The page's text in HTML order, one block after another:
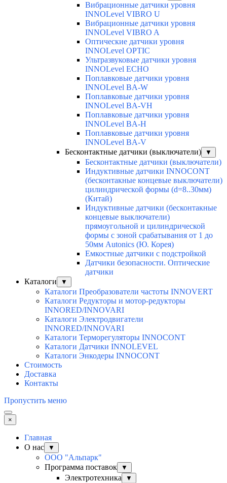
Вибрационные датчики уровня
INNOLevel VIBRO U
Вибрационные датчики уровня
INNOLevel VIBRO A
Оптические датчики уровня
INNOLevel OPTIC
Ультразвуковые датчики уровня
INNOLevel ECHO
Поплавковые датчики уровня
INNOLevel BA-W
Поплавковые датчики уровня
INNOLevel BA-VH
Поплавковые датчики уровня
INNOLevel BA-H
Поплавковые датчики уровня
INNOLevel BA-V
Бесконтактные датчики (выключатели)
▼
Бесконтактные датчики (выключатели)
Индуктивные датчики INNOCONT
(бесконтакные концевые выключатели)
цилиндрической формы (d=8..30мм)
(Китай)
Индуктивные датчики (бесконтакные
концевые выключатели)
прямоугольной и цилиндрической
формы с зоной срабатывания от 1 до
50мм Autonics (Ю. Корея)
Емкостные датчики с подстройкой
Датчики безопасности. Оптические
датчики
Каталоги
▼
Каталоги Преобразователи частоты INNOVERT
Каталоги Редукторы и мотор-редукторы
INNORED/INNOVARI
Каталоги Электродвигатели
INNORED/INNOVARI
Каталоги Терморегуляторы INNOCONT
Каталоги Датчики INNOLEVEL
Каталоги Энкодеры INNOCONT
Стоимость
Доставка
Контакты
Пропустить меню
×
Главная
О нас
▼
ООО "Альпарк"
Программа поставок
▼
Электротехника ▼